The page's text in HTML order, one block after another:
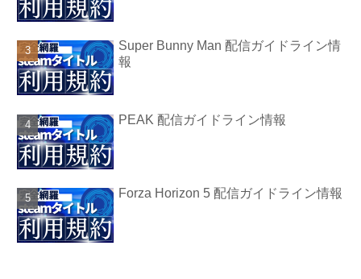
Super Bunny Man 配信ガイドライン情
報
PEAK 配信ガイドライン情報
Forza Horizon 5 配信ガイドライン情報